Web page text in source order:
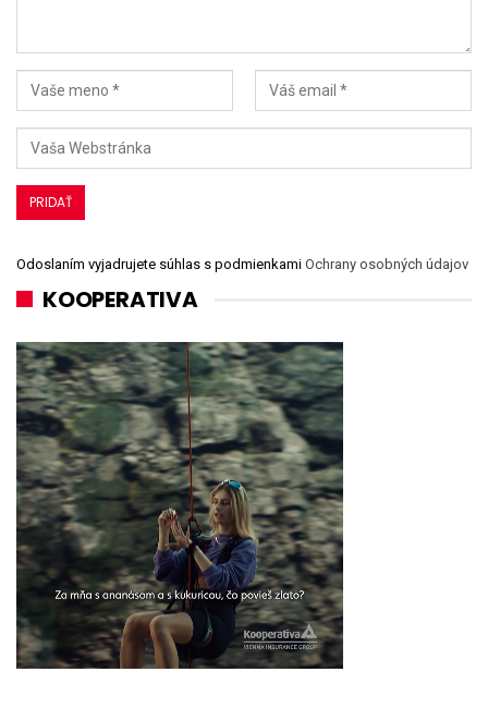
Odoslaním vyjadrujete súhlas s podmienkami Ochrany osobných údajov
KOOPERATIVA